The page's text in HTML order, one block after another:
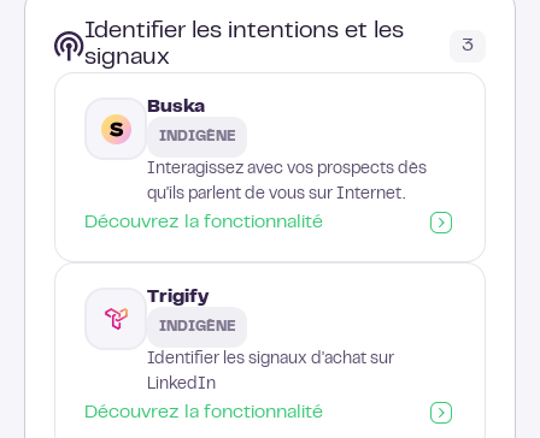
Identifier les intentions et les
signaux
3
Buska
INDIGÈNE
Interagissez avec vos prospects dès
qu'ils parlent de vous sur Internet.
Découvrez la fonctionnalité
Trigify
INDIGÈNE
Identifier les signaux d'achat sur
LinkedIn
Découvrez la fonctionnalité